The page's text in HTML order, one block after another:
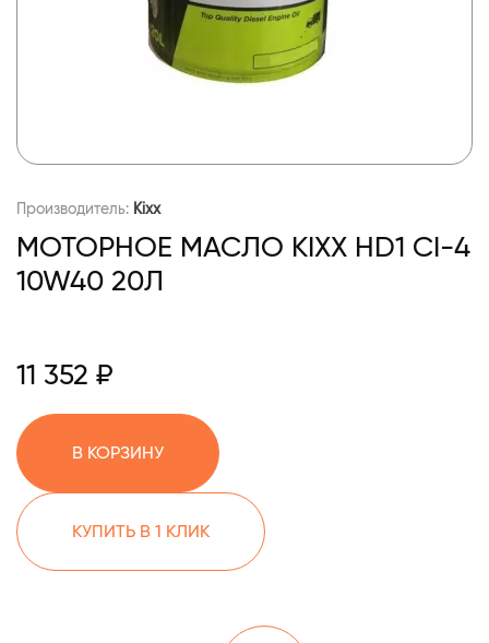
Производитель: Kixx
МОТОРНОЕ МАСЛО KIXX HD1 CI-4
10W40 20Л
11 352 ₽
В КОРЗИНУ
КУПИТЬ В 1 КЛИК